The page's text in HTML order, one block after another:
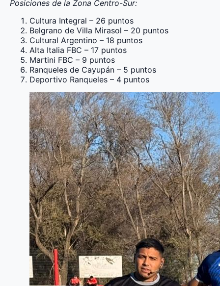
Posiciones de la Zona Centro-Sur:
Cultura Integral – 26 puntos
Belgrano de Villa Mirasol – 20 puntos
Cultural Argentino – 18 puntos
Alta Italia FBC – 17 puntos
Martini FBC – 9 puntos
Ranqueles de Cayupán – 5 puntos
Deportivo Ranqueles – 4 puntos